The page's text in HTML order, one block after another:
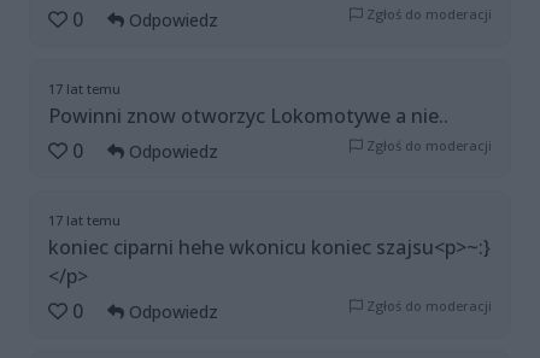
0
Odpowiedz Zgłoś do moderacji
17 lat temu
Powinni znow otworzyc Lokomotywe a nie..
0
Odpowiedz Zgłoś do moderacji
17 lat temu
koniec ciparni hehe wkonicu koniec szajsu<p>~:}
</p>
0
Odpowiedz Zgłoś do moderacji